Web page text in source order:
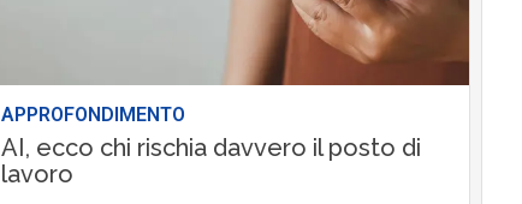
APPROFONDIMENTO
AI, ecco chi rischia davvero il posto di
lavoro